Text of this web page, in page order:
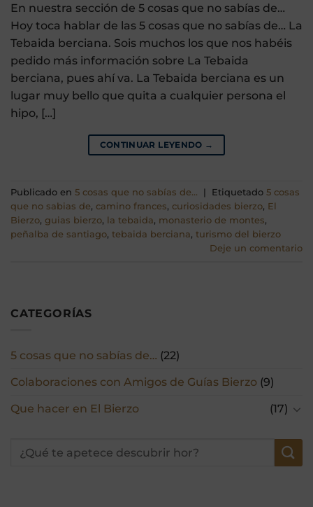
CATEGORÍAS
5 cosas que no sabías de… (22)
Colaboraciones con Amigos de Guías Bierzo (9)
Que hacer en El Bierzo
(17)
En nuestra sección de 5 cosas que no sabías de…
Hoy toca hablar de las 5 cosas que no sabías de… La
Tebaida berciana. Sois muchos los que nos habéis
pedido más información sobre La Tebaida
berciana, pues ahí va. La Tebaida berciana es un
lugar muy bello que quita a cualquier persona el
hipo, […]
CONTINUAR LEYENDO →
Publicado en 5 cosas que no sabías de... Etiquetado 5 cosas
que no sabias de, camino frances, curiosidades bierzo, El
Bierzo, guias bierzo, la tebaida, monasterio de montes,
peñalba de santiago, tebaida berciana, turismo del bierzo
Deje un comentario